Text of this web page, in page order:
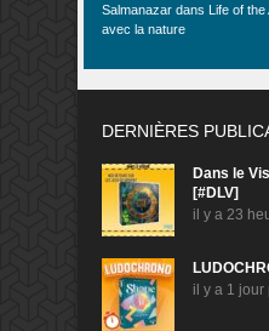
Salmanazar dans Life of the
avec la nature
DERNIÈRES
Dans le
[#DLV]
il y a 23
il y a 1 jour